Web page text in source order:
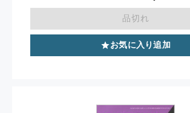
品切れ
お気に入り追加